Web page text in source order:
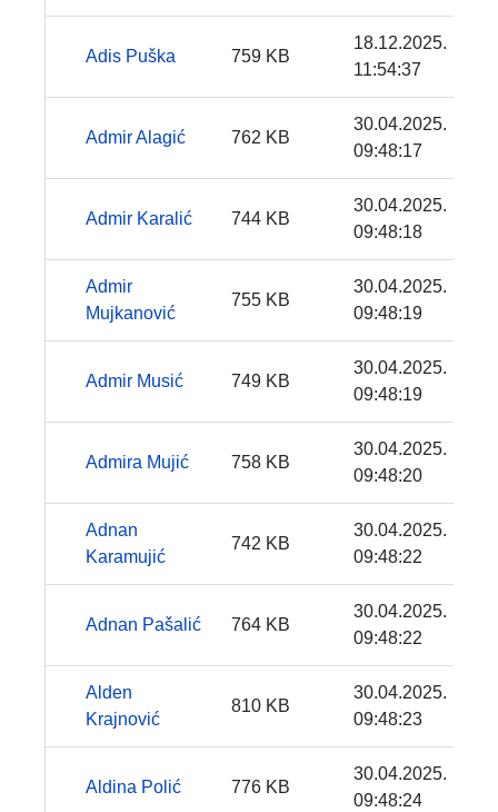
Adis Puška 759 KB
18.12.2025.
11:54:37
Admir Alagić 762 KB
30.04.2025.
09:48:17
Admir Karalić 744 KB
30.04.2025.
09:48:18
Admir
Mujkanović
755 KB
30.04.2025.
09:48:19
Admir Musić 749 KB
30.04.2025.
09:48:19
Admira Mujić 758 KB
30.04.2025.
09:48:20
Adnan
Karamujić
742 KB
30.04.2025.
09:48:22
Adnan Pašalić 764 KB
30.04.2025.
09:48:22
Alden
Krajnović
810 KB
30.04.2025.
09:48:23
Aldina Polić 776 KB
30.04.2025.
09:48:24